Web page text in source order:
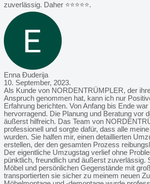
zuverlässig. Daher ⭐️⭐️⭐️⭐️⭐️.
Enna Đuderija
10. September, 2023.
Als Kunde von NORDENTRÜMPLER, der
Anspruch genommen hat, kann ich nur
Erfahrung berichten. Von Anfang bis Ende
hervorragend. Die Planung und Beratung vor
äußerst hilfreich. Das Team von
professionell und sorgte dafür, dass alle
wurden. Sie halfen mir, einen detaillierten
erstellen, der den gesamten Prozess
Der eigentliche Umzugstag verlief ohne
pünktlich, freundlich und äußerst zuverlässig.
Möbel und persönlichen Gegenstände mit
transportierten sie sicher zu meinem neuen